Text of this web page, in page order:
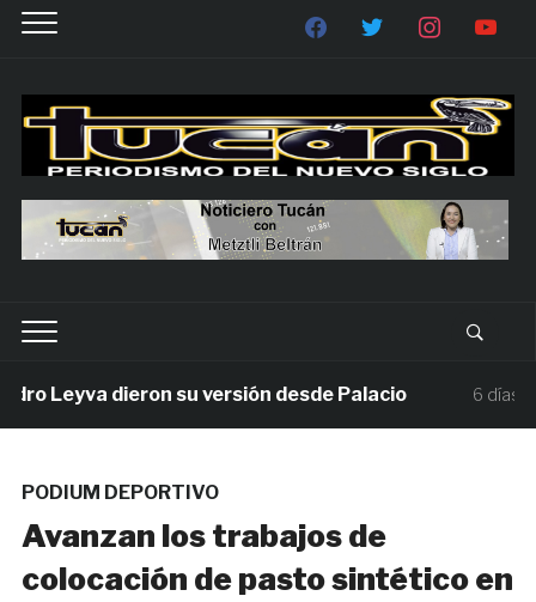
Leyva dieron su versión desde Palacio 6 días ago
PODIUM DEPORTIVO
Avanzan los trabajos de
colocación de pasto sintético en